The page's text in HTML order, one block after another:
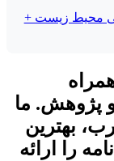
محیط زیست +
پژوهش. ما
بهترین
را ارائه